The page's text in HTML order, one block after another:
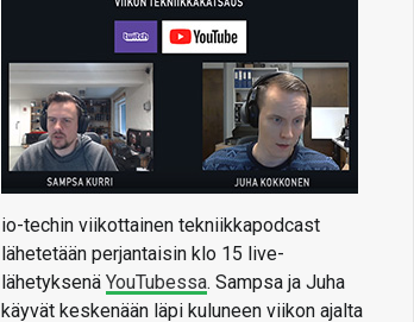
io-techin viikottainen tekniikkapodcast
lähetetään perjantaisin klo 15 live-
lähetyksenä YouTubessa. Sampsa ja Juha
käyvät keskenään läpi kuluneen viikon ajalta